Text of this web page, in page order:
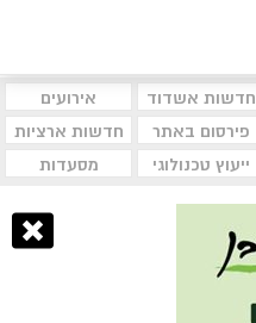
חדשות אשדוד
אירועים
פירסום באתר
חדשות ארציות
ייעוץ טכנולוגי מסעדות